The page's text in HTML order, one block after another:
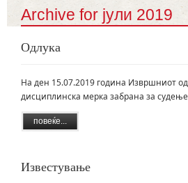
Archive for јули 2019
Одлука
На ден 15.07.2019 година Извршниот
дисциплинска мерка забрана за
повеќе...
Известување